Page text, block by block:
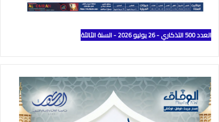
العدد 500 التذكاري - 26 يوليو 2026 - السنة الثالثة